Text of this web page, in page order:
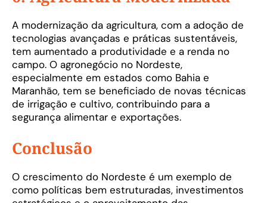
A modernização da agricultura, com a adoção de
tecnologias avançadas e práticas sustentáveis,
tem aumentado a produtividade e a renda no
campo. O agronegócio no Nordeste,
especialmente em estados como Bahia e
Maranhão, tem se beneficiado de novas técnicas
de irrigação e cultivo, contribuindo para a
segurança alimentar e exportações.
Conclusão
O crescimento do Nordeste é um exemplo de
como políticas bem estruturadas, investimentos